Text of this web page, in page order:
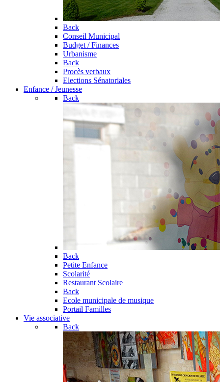
Back
Conseil Municipal
Budget / Finances
Urbanisme
Back
Procès verbaux
Elections Sénatoriales
Enfance / Jeunesse
Back
Back
Petite Enfance
Scolarité
Restaurant Scolaire
Back
Ecole municipale de musique
Portail Familles
Vie associative
Back